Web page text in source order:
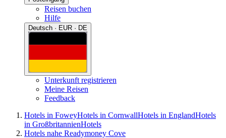
Reisen buchen
Hilfe
Deutsch · EUR · DE
Unterkunft registrieren
Meine Reisen
Feedback
Hotels in FoweyHotels in CornwallHotels in EnglandHotels
in GroßbritannienHotels
Hotels nahe Readymoney Cove